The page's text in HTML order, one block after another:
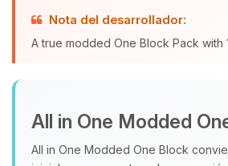
Nota del desarrollador:
A true modded One Block Pack with
All in One Modded
All in One Modded One Block
Yupi, por fin alguien con
09/08/2026 05:16